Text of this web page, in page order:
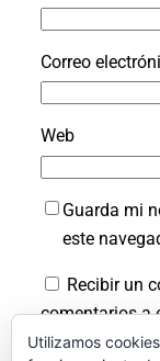
Correo
Web
Guarda mi
este
Recibir un
comentarios a
Utilizamos